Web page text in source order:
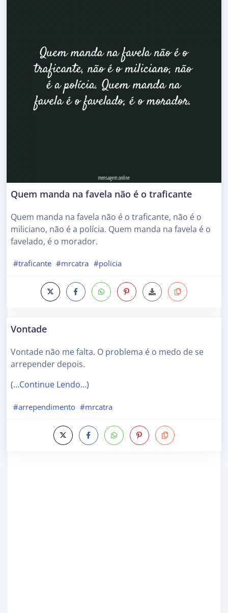
Quem manda na favela não é o traficante
Quem manda na favela não é o traficante, não é o
miliciano, não é a polícia. Quem manda na favela é o
favelado, é o morador.
#traficante #mrcatra #policia
Vontade
Vontade não me falta. O problema é o medo de se
arrepender depois.
(…Continue Lendo…)
#arrependimento #mrcatra